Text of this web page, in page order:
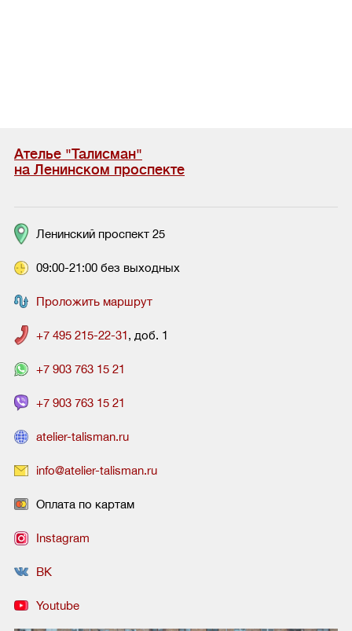
Ателье "Талисман"
на Ленинском проспекте
Ленинский проспект 25
09:00-21:00 без выходных
Проложить маршрут
+7 495 215-22-31, доб. 1
+7 903 763 15 21
+7 903 763 15 21
atelier-talisman.ru
info@atelier-talisman.ru
Оплата по картам
Instagram
ВК
Youtube